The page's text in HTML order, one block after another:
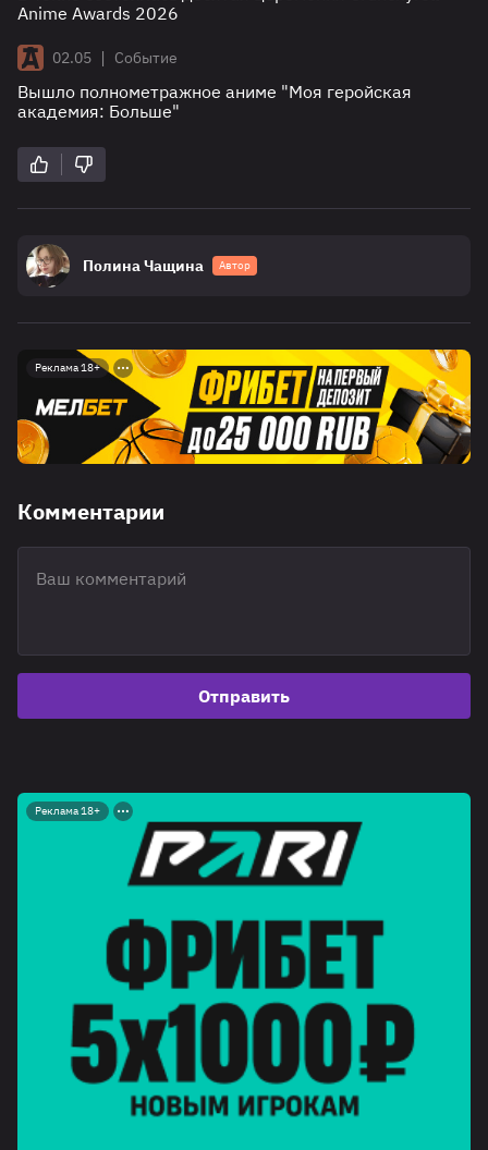
Anime Awards 2026
02.05 | Событие
Вышло полнометражное аниме "Моя геройская
академия: Больше"
Полина Чащина Автор
Реклама 18+
Комментарии
Отправить
Реклама 18+